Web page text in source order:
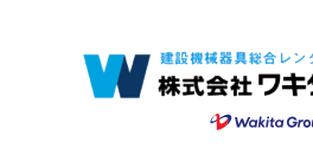
エアードライヤー